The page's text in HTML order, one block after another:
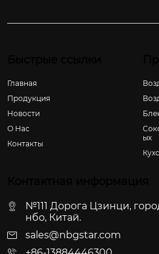
Главная
Продукция
Новости
О Hас
Контакты
ых
№111 Дорога Цзинци,
нбо, Китай.
sales@nbgstar.com